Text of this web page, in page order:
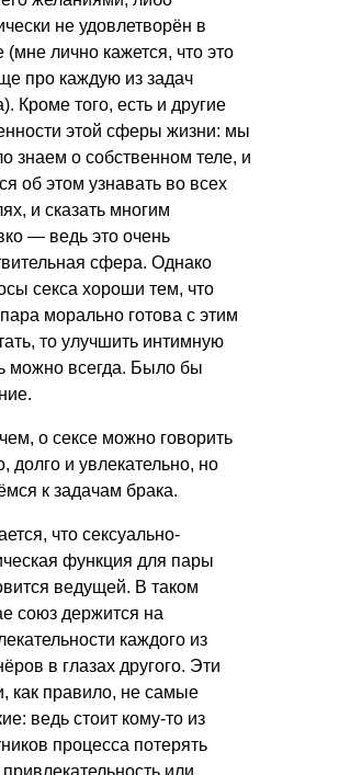
не удовлетворён в
(мне лично кажется, что это
про каждую из задач
Кроме того, есть и другие
этой сферы жизни: мы
знаем о собственном теле, и
об этом узнавать во всех
и сказать многим
— ведь это очень
сфера. Однако
секса хороши тем, что
морально готова с этим
то улучшить интимную
можно всегда. Было бы
о сексе можно говорить
долго и увлекательно, но
к задачам брака.
что сексуально-
функция для пары
ведущей. В таком
союз держится на
каждого из
в глазах другого. Эти
как правило, не самые
ведь стоит кому-то из
процесса потерять
или